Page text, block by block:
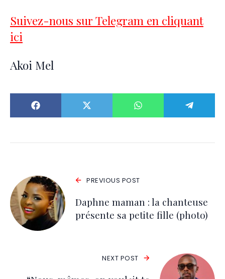
Suivez-nous sur Telegram en cliquant
ici
Akoi Mel
PREVIOUS POST
Daphne maman : la chanteuse
présente sa petite fille (photo)
NEXT POST